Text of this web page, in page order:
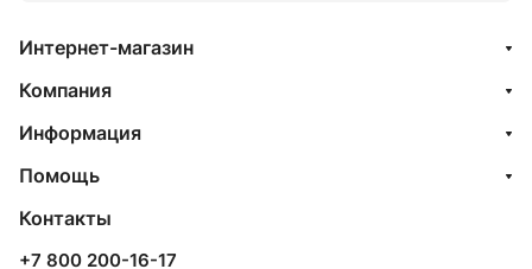
Интернет-магазин
Компания
Информация
Помощь
Контакты
+7 800 200-16-17